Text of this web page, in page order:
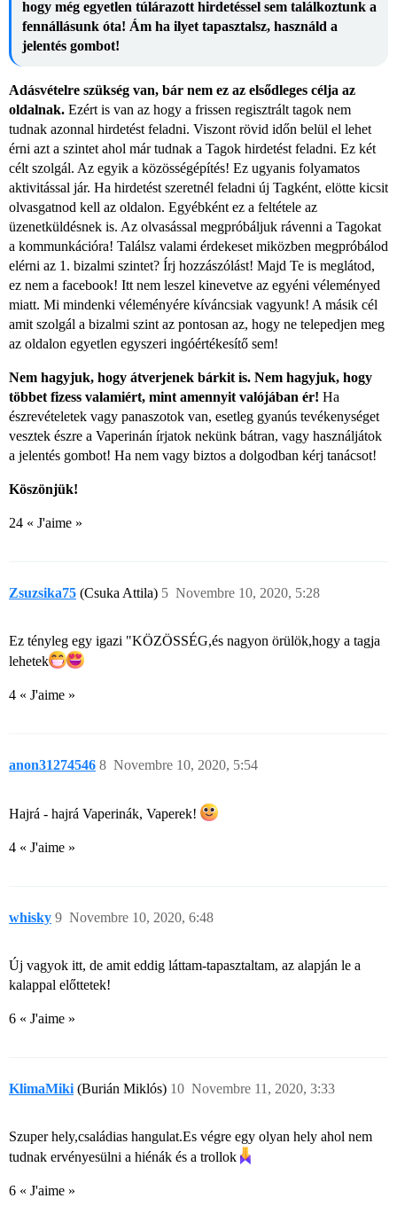
hogy még egyetlen túlárazott hirdetéssel sem találkoztunk a
fennállásunk óta! Ám ha ilyet tapasztalsz, használd a
jelentés gombot!
Adásvételre szükség van, bár nem ez az elsődleges célja az
oldalnak. Ezért is van az hogy a frissen regisztrált tagok nem
tudnak azonnal hirdetést feladni. Viszont rövid időn belül el lehet
érni azt a szintet ahol már tudnak a Tagok hirdetést feladni. Ez két
célt szolgál. Az egyik a közösségépítés! Ez ugyanis folyamatos
aktivitással jár. Ha hirdetést szeretnél feladni új Tagként, elötte kicsit
olvasgatnod kell az oldalon. Egyébként ez a feltétele az
üzenetküldésnek is. Az olvasással megpróbáljuk rávenni a Tagokat
a kommunkációra! Találsz valami érdekeset miközben megpróbálod
elérni az 1. bizalmi szintet? Írj hozzászólást! Majd Te is meglátod,
ez nem a facebook! Itt nem leszel kinevetve az egyéni véleményed
miatt. Mi mindenki véleményére kíváncsiak vagyunk! A másik cél
amit szolgál a bizalmi szint az pontosan az, hogy ne telepedjen meg
az oldalon egyetlen egyszeri ingóértékesítő sem!
Nem hagyjuk, hogy átverjenek bárkit is. Nem hagyjuk, hogy
többet fizess valamiért, mint amennyit valójában ér! Ha
észrevételetek vagy panaszotok van, esetleg gyanús tevékenységet
vesztek észre a Vaperinán írjatok nekünk bátran, vagy használjátok
a jelentés gombot! Ha nem vagy biztos a dolgodban kérj tanácsot!
Köszönjük!
24 « J'aime »
Zsuzsika75 (Csuka Attila) Novembre 10, 2020, 5:28
5
Ez tényleg egy igazi "KÖZÖSSÉG,és nagyon örülök,hogy a tagja
lehetek​
4 « J'aime »
anon31274546 Novembre 10, 2020, 5:54
8
Hajrá - hajrá Vaperinák, Vaperek!
4 « J'aime »
whisky Novembre 10, 2020, 6:48
9
Új vagyok itt, de amit eddig láttam-tapasztaltam, az alapján le a
kalappal előttetek!
6 « J'aime »
KlimaMiki (Burián Miklós) Novembre 11, 2020, 3:33
10
Szuper hely,családias hangulat.Es végre egy olyan hely ahol nem
tudnak ervényesülni a hiénák és a trollok​
6 « J'aime »